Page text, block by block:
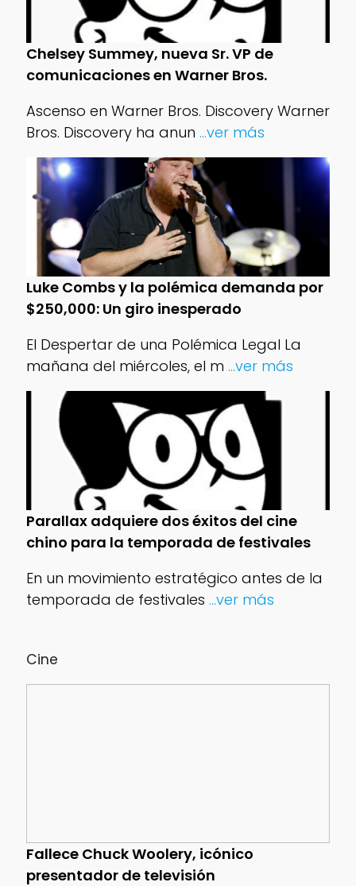
Cine
Fallece Chuck Woolery, icónico
presentador de televisión
Chelsey Summey, nueva Sr. VP de
comunicaciones en Warner Bros.
Ascenso en Warner Bros. Discovery Warner
Bros. Discovery ha anun ...ver más
Luke Combs y la polémica demanda por
$250,000: Un giro inesperado
El Despertar de una Polémica Legal La
mañana del miércoles, el m ...ver más
Parallax adquiere dos éxitos del cine
chino para la temporada de festivales
En un movimiento estratégico antes de la
temporada de festivales ...ver más